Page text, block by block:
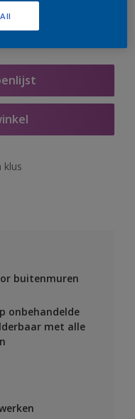
klus
buitenmuren
onbehandelde
met alle